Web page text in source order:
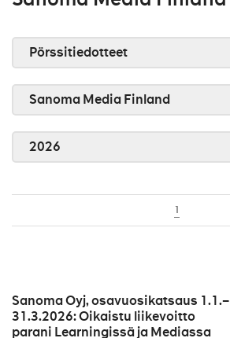
Pörssitiedotteet
Sanoma Media Finland
2026
1
Sanoma Oyj, osavuosikatsaus 1.1.–
31.3.2026: Oikaistu liikevoitto
parani Learningissä ja Mediassa